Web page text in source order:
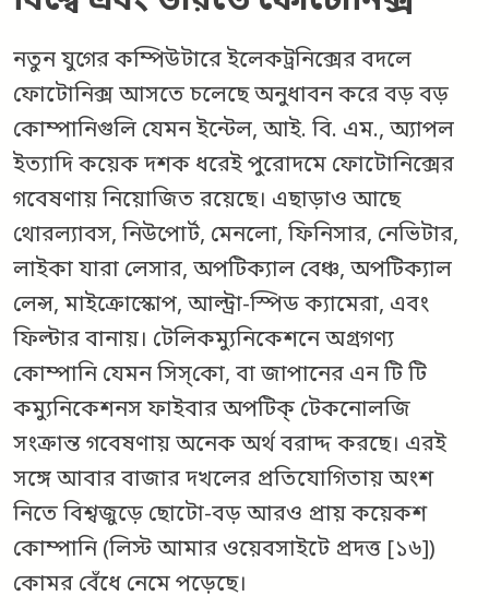
নতুন যুগের কম্পিউটারে ইলেকট্রনিক্সের বদলে
ফোটোনিক্স আসতে চলেছে অনুধাবন করে বড় বড়
কোম্পানিগুলি যেমন ইন্টেল, আই. বি. এম., অ্যাপল
ইত্যাদি কয়েক দশক ধরেই পুরোদমে ফোটোনিক্সের
গবেষণায় নিয়োজিত রয়েছে। এছাড়াও আছে
থোরল্যাবস, নিউপোর্ট, মেনলো, ফিনিসার, নেভিটার,
লাইকা যারা লেসার, অপটিক্যাল বেঞ্চ, অপটিক্যাল
লেন্স, মাইক্রোস্কোপ, আল্ট্রা-স্পিড ক্যামেরা, এবং
ফিল্টার বানায়। টেলিকম্যুনিকেশনে অগ্রগণ্য
কোম্পানি যেমন সিস্‌কো, বা জাপানের এন টি টি
কম্যুনিকেশনস ফাইবার অপটিক্‌ টেকনোলজি
সংক্রান্ত গবেষণায় অনেক অর্থ বরাদ্দ করছে। এরই
সঙ্গে আবার বাজার দখলের প্রতিযোগিতায় অংশ
নিতে বিশ্বজুড়ে ছোটো-বড় আরও প্রায় কয়েকশ
কোম্পানি (লিস্ট আমার ওয়েবসাইটে প্রদত্ত [১৬])
কোমর বেঁধে নেমে পড়েছে।